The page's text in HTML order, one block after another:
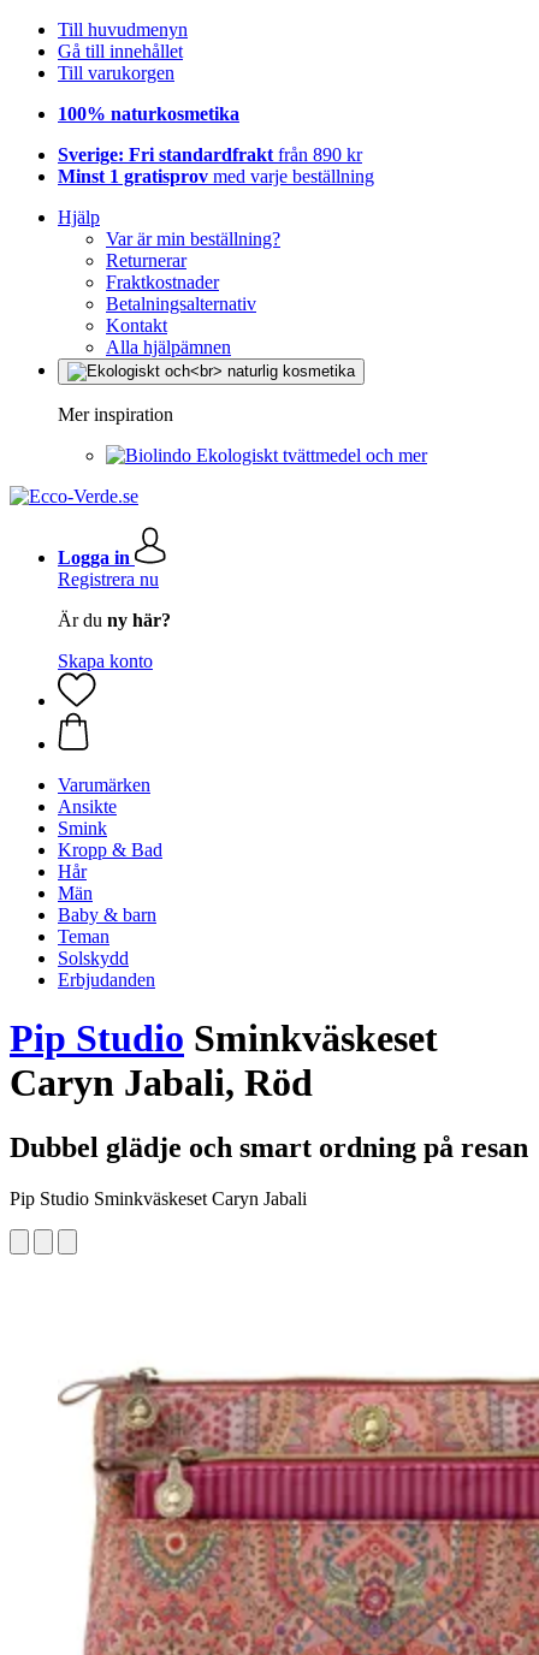
Till huvudmenyn
Gå till innehållet
Till varukorgen
100% naturkosmetika
Sverige: Fri standardfrakt från 890 kr
Minst 1 gratisprov med varje beställning
Hjälp
Var är min beställning?
Returnerar
Fraktkostnader
Betalningsalternativ
Kontakt
Alla hjälpämnen
Mer inspiration
Ekologiskt tvättmedel och mer
Logga in
Registrera nu
Är du ny här?
Skapa konto
Varumärken
Ansikte
Smink
Kropp & Bad
Hår
Män
Baby & barn
Teman
Solskydd
Erbjudanden
Pip Studio Sminkväskeset
Caryn Jabali, Röd
Dubbel glädje och smart ordning på resan
Pip Studio Sminkväskeset Caryn Jabali